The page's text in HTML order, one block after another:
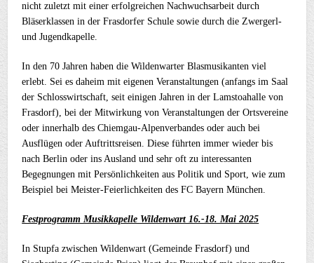
nicht zuletzt mit einer erfolgreichen Nachwuchsarbeit durch
Bläserklassen in der Frasdorfer Schule sowie durch die Zwergerl-
und Jugendkapelle.
In den 70 Jahren haben die Wildenwarter Blasmusikanten viel
erlebt. Sei es daheim mit eigenen Veranstaltungen (anfangs im Saal
der Schlosswirtschaft, seit einigen Jahren in der Lamstoahalle von
Frasdorf), bei der Mitwirkung von Veranstaltungen der Ortsvereine
oder innerhalb des Chiemgau-Alpenverbandes oder auch bei
Ausflügen oder Auftrittsreisen. Diese führten immer wieder bis
nach Berlin oder ins Ausland und sehr oft zu interessanten
Begegnungen mit Persönlichkeiten aus Politik und Sport, wie zum
Beispiel bei Meister-Feierlichkeiten des FC Bayern München.
Festprogramm Musikkapelle Wildenwart 16.-18. Mai 2025
In Stupfa zwischen Wildenwart (Gemeinde Frasdorf) und